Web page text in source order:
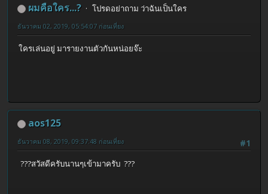
ผมคือใคร...? โปรดอย่าถาม ว่าฉันเป็นใคร
ธันวาคม 02, 2019, 05:54:07 ก่อนเที่ยง
ใครเล่นอยู่ มารายงานตัวกันหน่อยจ๊ะ
aos125
#1
ธันวาคม 08, 2019, 09:37:48 ก่อนเที่ยง
???สวัสดีครับนานๆเข้ามาครับ ???